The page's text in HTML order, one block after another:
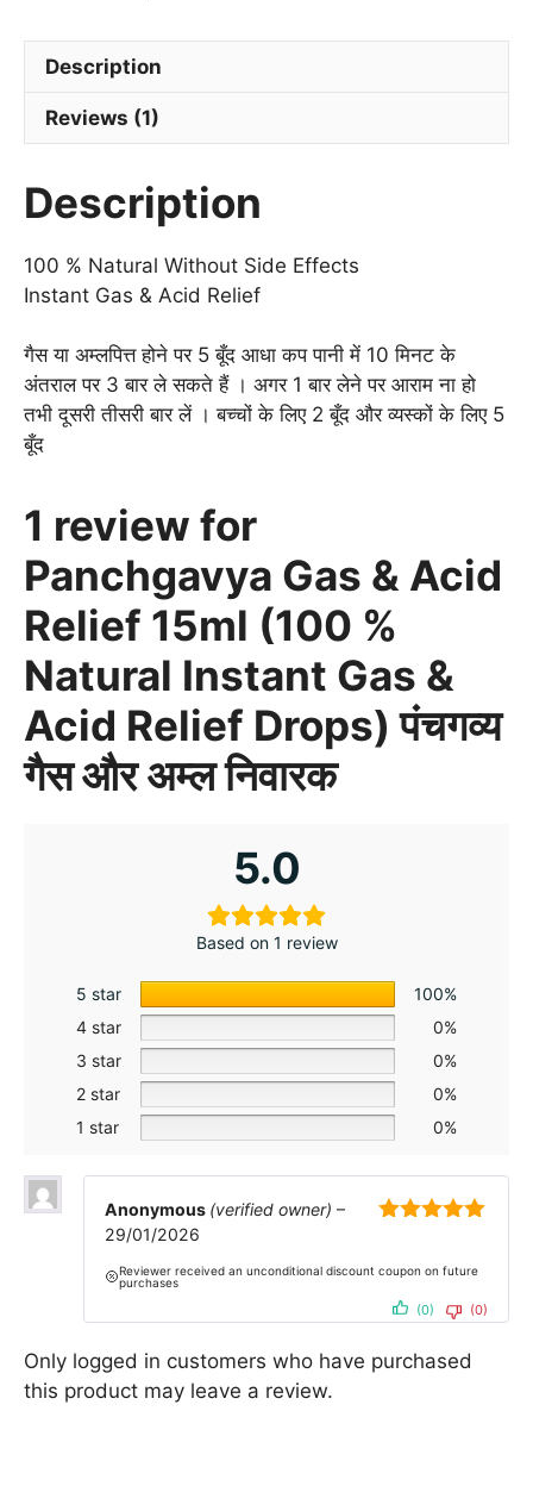
Gas
पंचगव्य
गैस
अम्ल
निवारक
Description
Reviews (1)
Description
100 % Natural Without Side Effects
Instant Gas & Acid Relief
गैस या अम्लपित्त होने पर 5 बूँद आधा कप पानी में 10 मिनट के
अंतराल पर 3 बार ले सकते हैं । अगर 1 बार लेने पर आराम ना हो
तभी दूसरी तीसरी बार लें । बच्चों के लिए 2 बूँद और व्यस्कों के लिए 5
बूँद
1 review for
Panchgavya Gas & Acid
Relief 15ml (100 %
Natural Instant Gas &
Acid Relief Drops) पंचगव्य
गैस और अम्ल निवारक
5.0
Based on 1 review
5 star
100%
4 star
0%
3 star
0%
2 star
0%
1 star
0%
Anonymous (verified owner) –
29/01/2026
Reviewer received an unconditional discount coupon on future
purchases
(0) (0)
Only logged in customers who have purchased
this product may leave a review.